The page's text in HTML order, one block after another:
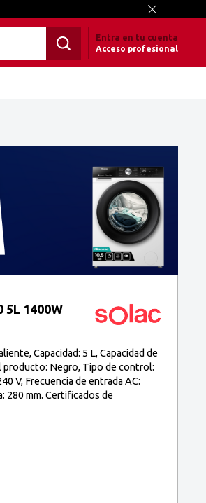
Entra en tu cuenta
Acceso profesional
5L 1400W
Capacidad: 5 L, Capacidad de
producto: Negro, Tipo de control:
V, Frecuencia de entrada AC:
280 mm. Certificados de